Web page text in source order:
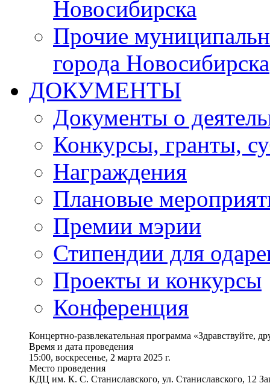
Новосибирска
Прочие
города Новосибирска
ДОКУМЕНТЫ
Документы о
Конкурсы, гранты,
Награждения
Плановые
Премии мэрии
Стипендии для
Проекты и конкурсы
Конференция
Концертно-развлекательная программа «Здравствуйте,
Время и дата проведения
15:00, воскресенье, 2 марта 2025 г.
Место проведения
КДЦ им. К. С. Станиславского, ул. Станиславского, 12